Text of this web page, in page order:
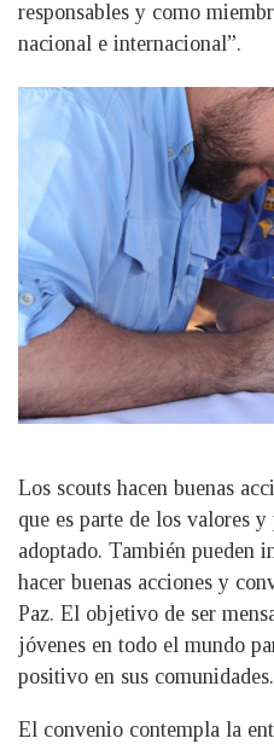
responsables y como
nacional e internacional”.
Los scouts hacen buenas
que es parte de los valores
adoptado. También pueden
hacer buenas acciones y
Paz. El objetivo de ser
jóvenes en todo el mundo
positivo en sus comunidades.
El convenio contempla la